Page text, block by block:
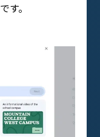
す。